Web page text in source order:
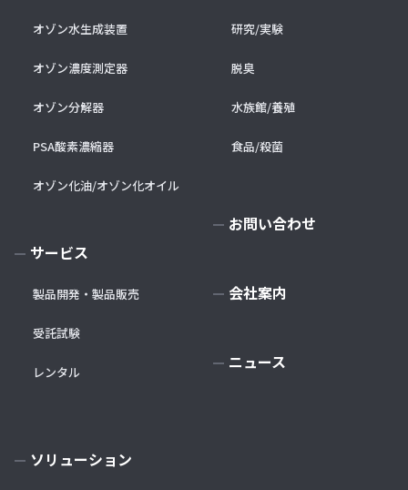
オゾン水生成装置
オゾン濃度測定器
オゾン分解器
PSA酸素濃縮器
オゾン化油/オゾン化オイル
サービス
製品開発・製品販売
受託試験
レンタル
ソリューション
研究/実験
脱臭
水族館/養殖
食品/殺菌
お問い合わせ
会社案内
ニュース